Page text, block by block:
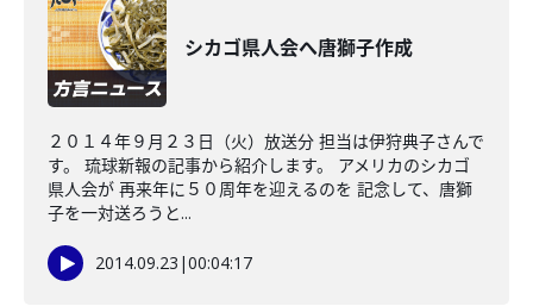
シカゴ県人会へ唐獅子作成
２０１４年９月２３日（火）放送分 担当は伊狩典子さんで
す。 琉球新報の記事から紹介します。 アメリカのシカゴ
県人会が 再来年に５０周年を迎えるのを 記念して、唐獅
子を一対送ろうと...
2014.09.23 |00:04:17